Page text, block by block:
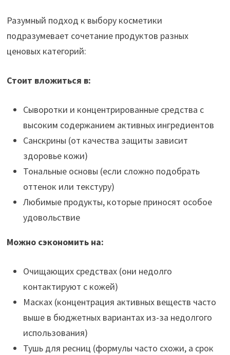
Разумный подход к выбору косметики
подразумевает сочетание продуктов разных
ценовых категорий:
Стоит вложиться в:
Сыворотки и концентрированные средства с
высоким содержанием активных ингредиентов
Санскрины (от качества защиты зависит
здоровье кожи)
Тональные основы (если сложно подобрать
оттенок или текстуру)
Любимые продукты, которые приносят особое
удовольствие
Можно сэкономить на:
Очищающих средствах (они недолго
контактируют с кожей)
Масках (концентрация активных веществ часто
выше в бюджетных вариантах из-за недолгого
использования)
Тушь для ресниц (формулы часто схожи, а срок